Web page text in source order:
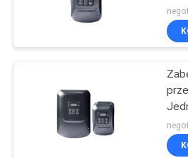
Maszyna do
lutowania